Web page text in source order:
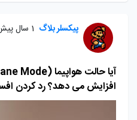
پیکسلر بلاگ 1 سال پیش
افزایش می دهد؟ رد کردن